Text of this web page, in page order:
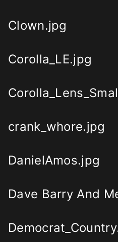
Clown.jpg
Corolla_LE.jpg
crank_whore.jpg
DanielAmos.jpg
Dave Barry And